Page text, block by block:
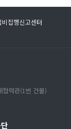
비집행신고센터
력관(1번 건물)